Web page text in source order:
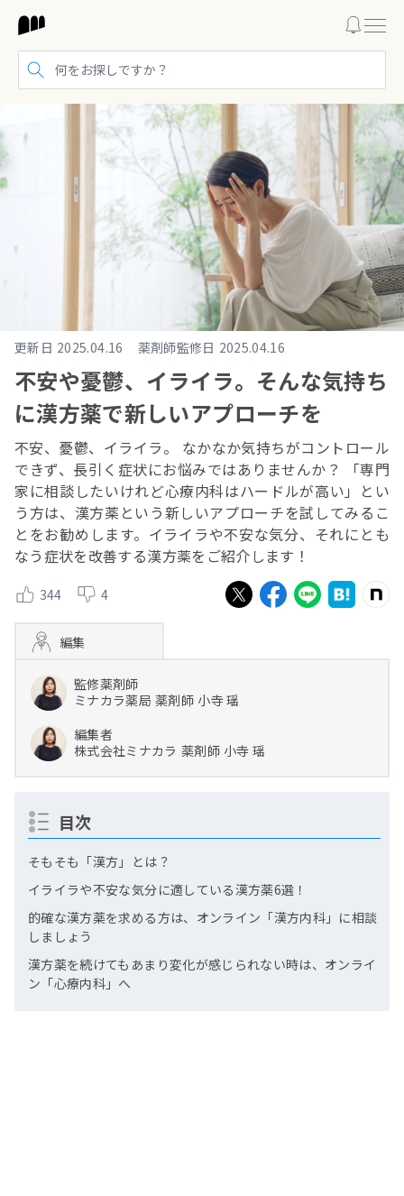
検索する
更新日 2025.04.16 薬剤師監修日 2025.04.16
不安や憂鬱、イライラ。そんな気持ち
に漢方薬で新しいアプローチを
不安、憂鬱、イライラ。 なかなか気持ちがコントロール
できず、長引く症状にお悩みではありませんか？ 「専門
家に相談したいけれど心療内科はハードルが高い」とい
う方は、漢方薬という新しいアプローチを試してみるこ
とをお勧めします。イライラや不安な気分、それにとも
なう症状を改善する漢方薬をご紹介します！
344 4
編集
監修薬剤師
ミナカラ薬局 薬剤師 小寺 瑶
編集者
株式会社ミナカラ 薬剤師 小寺 瑶
目次
そもそも「漢方」とは？
イライラや不安な気分に適している漢方薬6選！
的確な漢方薬を求める方は、オンライン「漢方内科」に相談
しましょう
漢方薬を続けてもあまり変化が感じられない時は、オンライ
ン「心療内科」へ